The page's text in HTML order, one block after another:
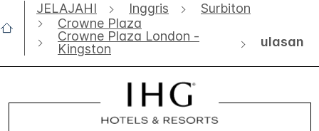
JELAJAHI Inggris
Surbiton
Crowne Plaza
Crowne Plaza London -
Kingston
ulasan